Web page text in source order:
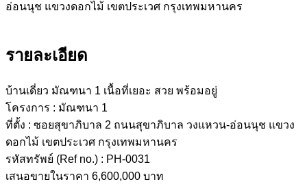
รายละเอียด
บ้านเดี่ยว มัณฑนา 1 เนื้อที่เยอะ สวย พร้อมอยู่
โครงการ : มัณฑนา 1
ที่ตั้ง : ซอยสุขาภิบาล 2 ถนนสุขาภิบาล วงแหวน-อ่อนนุช แขวง
ดอกไม้ เขตประเวศ กรุงเทพมหานคร
รหัสทรัพย์ (Ref no.) : PH-0031
เสนอขายในราคา 6,600,000 บาท